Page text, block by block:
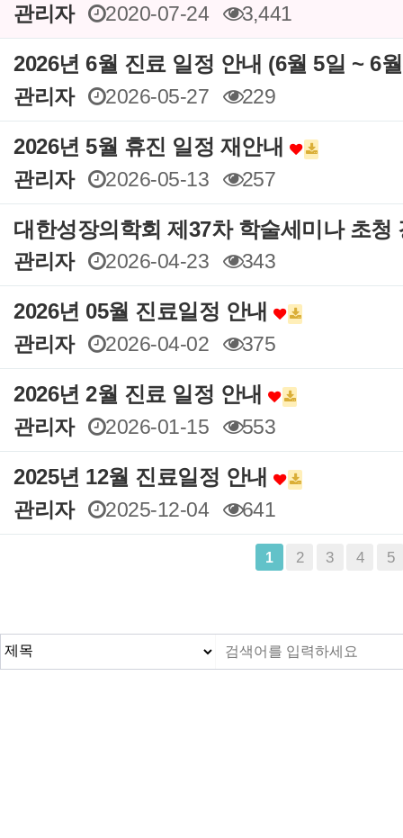
관리자
2020-07-24 3,441
2026년 6월 진료 일정 안내 (6월 5일 ~ 6
관리자
2026-05-27 229
2026년 5월 휴진 일정 재안내
관리자
2026-05-13 257
대한성장의학회 제37차 학술세미나 초청
관리자
2026-04-23 343
2026년 05월 진료일정 안내
관리자
2026-04-02 375
2026년 2월 진료 일정 안내
관리자
2026-01-15 553
2025년 12월 진료일정 안내
관리자
2025-12-04 641
1 2 3 4 5